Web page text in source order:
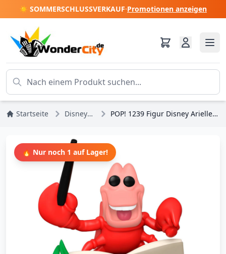
☀️ SOMMERSCHLUSSVERKAUF·Promotionen anzeigen
Startseite Disney-Prinzessinnen POP! 1239 Figur Disney Arielle, die Meerjungfrau Sebastian Exklusiv
🔥 Nur noch 1 auf Lager!